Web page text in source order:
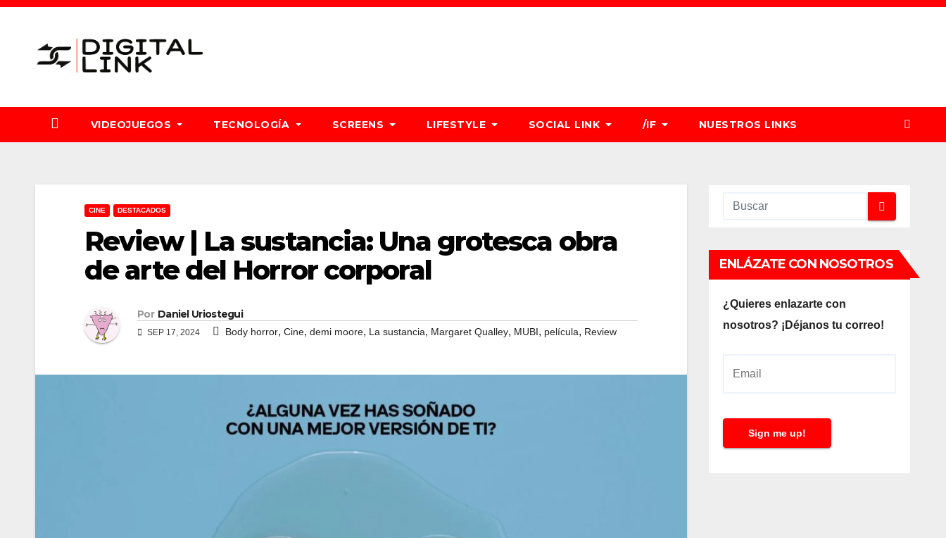
Saltar
contenido
VIDEOJUEGOS TECNOLOGÍA SCREENS LIFESTYLE SOCIAL LINK /IF NUESTROS LINKS
CINE DESTACADOS
Review | La sustancia: Una grotesca obra
de arte del Horror corporal
Por Daniel Uriostegui
SEP 17, 2024 Body horror, Cine, demi moore, La sustancia, Margaret Qualley, MUBI, película, Review
ENLÁZATE CON NOSOTROS
¿Quieres enlazarte con
nosotros? ¡Déjanos tu correo!
l
Sign me up!